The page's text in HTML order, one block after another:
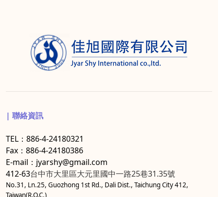
| 聯絡資訊
TEL：886-4-24180321
Fax：886-4-24180386
E-mail：jyarshy@gmail.com
412-63台中市大里區大元里國中一路25巷31.35號
No.31, Ln.25, Guozhong 1st Rd., Dali Dist., Taichung City 412,
Taiwan(R.O.C.)